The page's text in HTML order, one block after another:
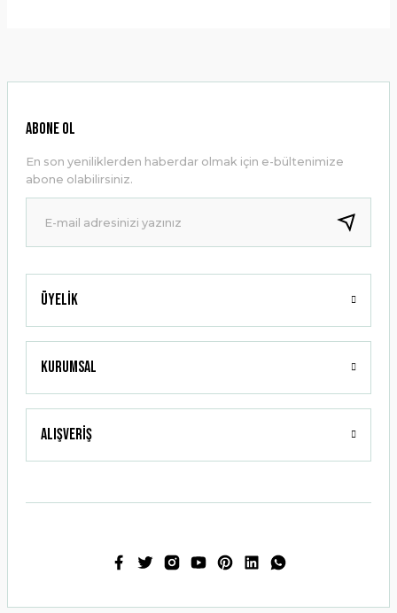
Ürün resmi kalitesiz, bozuk veya görüntülenemiyor.
Ürün bilgilerinde hatalar bulunuyor.
Ürün fiyatı diğer sitelerden daha pahalı.
Bu ürüne benzer farklı alternatifler olmalı.
Gönder
Üyelik
Kurumsal
Alışveriş
ABONE OL
En son yeniliklerden haberdar olmak için e-bültenimize
abone olabilirsiniz.